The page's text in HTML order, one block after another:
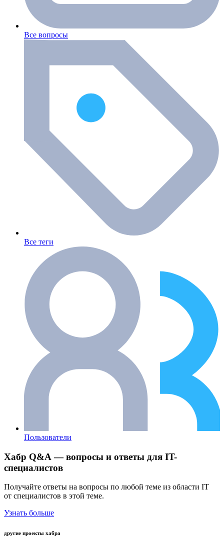
Все вопросы
Все теги
Пользователи
Хабр Q&A — вопросы и ответы для IT-
специалистов
Получайте ответы на вопросы по любой теме из области IT
от специалистов в этой теме.
Узнать больше
другие проекты хабра